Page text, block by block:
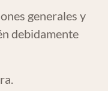
generales y
debidamente